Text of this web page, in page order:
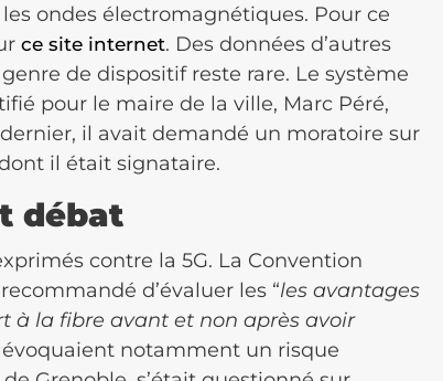
ondes électromagnétiques. Pour ce
ce site internet. Des données d’autres
de dispositif reste rare. Le système
pour le maire de la ville, Marc Péré,
il avait demandé un moratoire sur
il était signataire.
débat
contre la 5G. La Convention
d’évaluer les “les avantages
à la fibre avant et non après avoir
évoquaient notamment un risque